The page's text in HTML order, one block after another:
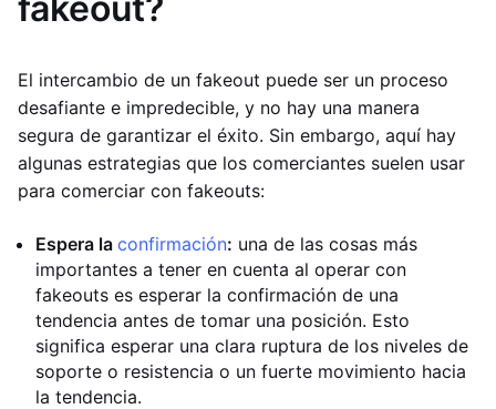
El intercambio de un fakeout puede ser un proceso
desafiante e impredecible, y no hay una manera
segura de garantizar el éxito. Sin embargo, aquí hay
algunas estrategias que los comerciantes suelen usar
para comerciar con fakeouts:
Espera la confirmación: una de las cosas más
importantes a tener en cuenta al operar con
fakeouts es esperar la confirmación de una
tendencia antes de tomar una posición. Esto
significa esperar una clara ruptura de los niveles de
soporte o resistencia o un fuerte movimiento hacia
la tendencia.